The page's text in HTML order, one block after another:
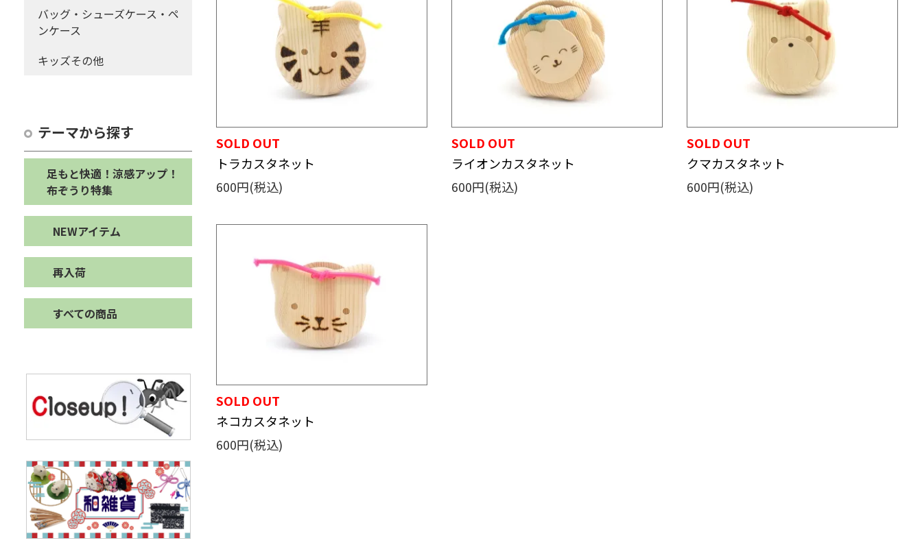
ホームインテリアその他
コースター・ランチョンマッ
バッグ・シューズケース・ペ
ンケース
キッズその他
テーマから探す
足もと快適！涼感アップ！
布ぞうり特集
NEWアイテム
再入荷
すべての商品
SOLD OUT
トラカスタネット
600円(税込)
SOLD OUT
ライオンカスタネット
600円(税込)
SOLD OUT
クマカスタネット
600円(税込)
SOLD OUT
ネコカスタネット
600円(税込)